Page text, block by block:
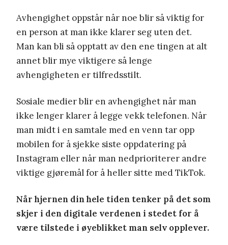
Avhengighet oppstår når noe blir så viktig for
en person at man ikke klarer seg uten det.
Man kan bli så opptatt av den ene tingen at alt
annet blir mye viktigere så lenge
avhengigheten er tilfredsstilt.
Sosiale medier blir en avhengighet når man
ikke lenger klarer å legge vekk telefonen. Når
man midt i en samtale med en venn tar opp
mobilen for å sjekke siste oppdatering på
Instagram eller når man nedprioriterer andre
viktige gjøremål for å heller sitte med TikTok.
Når hjernen din hele tiden tenker på det som
skjer i den digitale verdenen i stedet for å
være tilstede i øyeblikket man selv opplever.